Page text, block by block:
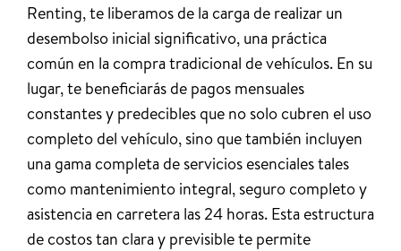
Renting, te liberamos de la carga de realizar un
desembolso inicial significativo, una práctica
común en la compra tradicional de vehículos. En su
lugar, te beneficiarás de pagos mensuales
constantes y predecibles que no solo cubren el uso
completo del vehículo, sino que también incluyen
una gama completa de servicios esenciales tales
como mantenimiento integral, seguro completo y
asistencia en carretera las 24 horas. Esta estructura
de costos tan clara y previsible te permite